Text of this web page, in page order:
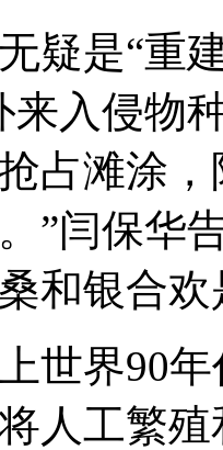
疑是“重
来入侵物
占滩涂
”闫保华
和银合
世界90
人工繁